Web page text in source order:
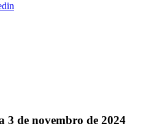
3 de novembro de 2024